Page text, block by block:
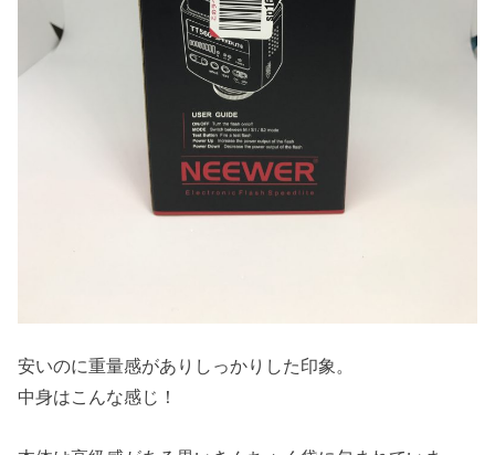
安いのに重量感がありしっかりした印象。
中身はこんな感じ！